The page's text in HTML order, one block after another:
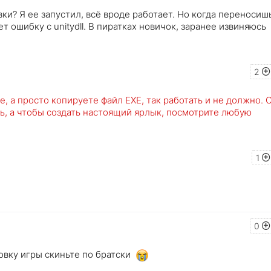
Я ее запустил, всё вроде работает. Но когда
ошибку с unitydll. В пиратках новичок, заранее извиняюсь
2
а просто копируете файл EXE, так работать и не должно.
а чтобы создать настоящий ярлык, посмотрите любую
1
0
игры скиньте по братски